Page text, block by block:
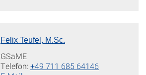
Felix Teufel, M.Sc.
GSaME
Telefon:+49 711 685 64146